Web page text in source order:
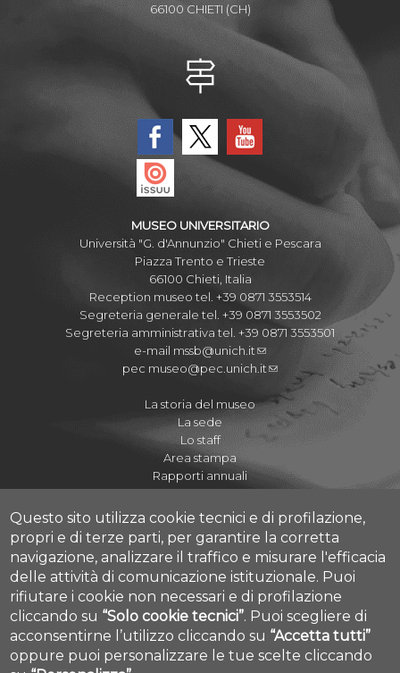
66100 CHIETI (CH)
MUSEO UNIVERSITARIO
Università "G. d'Annunzio" Chieti e Pescara
Piazza Trento e Trieste
66100 Chieti, Italia
Reception museo tel. +39 0871 3553514
Segreteria generale tel. +39 0871 3553502
Segreteria amministrativa tel. +39 0871 3553501
e-mail mssb@unich.it
pec museo@pec.unich.it
La storia del museo
La sede
Lo staff
Area stampa
Rapporti annuali
Regolamenti
Quaderni del Museo
Journal of Paleopathology
Proposte didattiche A.S. 2020-2021
Cookie settings
I Cicli dell'Arte
Questo sito utilizza cookie tecnici e di profilazione,
propri e di terze parti, per garantire la corretta
navigazione, analizzare il traffico e misurare l'efficacia
delle attività di comunicazione istituzionale. Puoi
rifiutare i cookie non necessari e di profilazione
cliccando su “Solo cookie tecnici”. Puoi scegliere di
acconsentirne l’utilizzo cliccando su “Accetta tutti”
oppure puoi personalizzare le tue scelte cliccando